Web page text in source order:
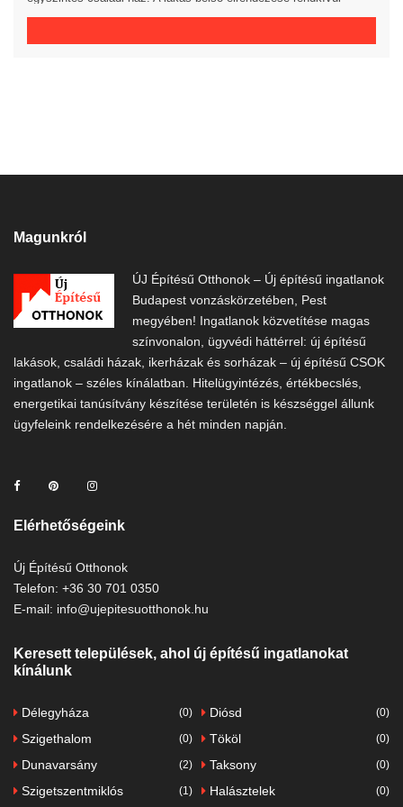
praktikus és kényelmes 3 hálószoba, gardrób, fürdőszoba, külön
Magunkról
ÚJ Építésű Otthonok – Új építésű ingatlanok
Budapest vonzáskörzetében, Pest
megyében! Ingatlanok közvetítése magas
színvonalon, ügyvédi háttérrel: új építésű
lakások, családi házak, ikerházak és sorházak – új építésű CSOK
ingatlanok – széles kínálatban. Hitelügyintézés, értékbecslés,
energetikai tanúsítvány készítése területén is készséggel állunk
ügyfeleink rendelkezésére a hét minden napján.
Elérhetőségeink
Új Építésű Otthonok
Telefon: +36 30 701 0350
E-mail: info@ujepitesuotthonok.hu
Keresett települések, ahol új építésű ingatlanokat
kínálunk
Délegyháza (0) Diósd (0)
Szigethalom (0) Tököl (0)
Dunavarsány (2) Taksony (0)
Szigetszentmiklós (1) Halásztelek (0)